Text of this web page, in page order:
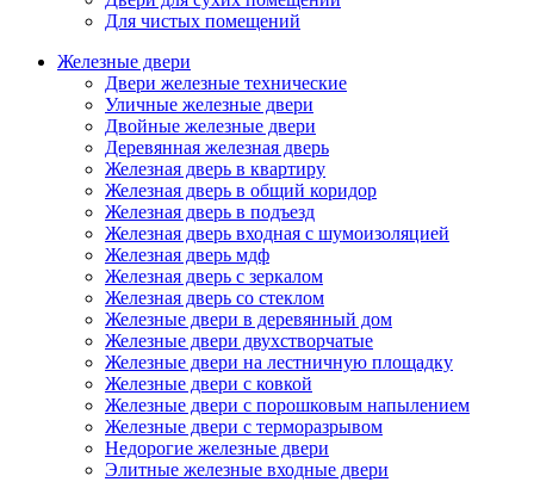
Для чистых помещений
Железные двери
Двери железные технические
Уличные железные двери
Двойные железные двери
Деревянная железная дверь
Железная дверь в квартиру
Железная дверь в общий коридор
Железная дверь в подъезд
Железная дверь входная с шумоизоляцией
Железная дверь мдф
Железная дверь с зеркалом
Железная дверь со стеклом
Железные двери в деревянный дом
Железные двери двухстворчатые
Железные двери на лестничную площадку
Железные двери с ковкой
Железные двери с порошковым напылением
Железные двери с терморазрывом
Недорогие железные двери
Элитные железные входные двери